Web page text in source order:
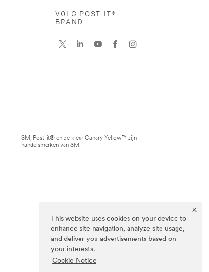
This website uses cookies on your device to
enhance site navigation, analyze site usage,
and deliver you advertisements based on
your interests.
Cookie Notice
VOLG POST-IT®
BRAND
3M, Post-it® en de kleur Canary Yellow™ zijn
handelsmerken van 3M.